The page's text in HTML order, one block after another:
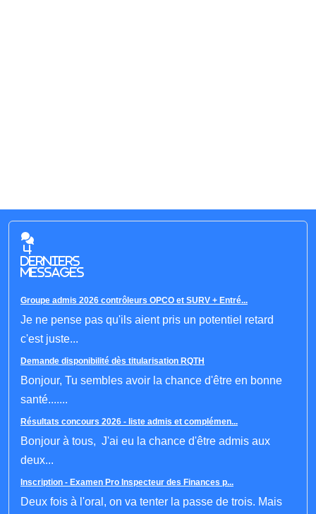
4
derniers
messages
Groupe admis 2026 contrôleurs OPCO et SURV + Entré...
Je ne pense pas qu'ils aient pris un potentiel retard
c'est juste...
Demande disponibilité dès titularisation RQTH
Bonjour, Tu sembles avoir la chance d'être en bonne
santé.......
Résultats concours 2026 - liste admis et complémen...
Bonjour à tous, J'ai eu la chance d'être admis aux
deux...
Inscription - Examen Pro Inspecteur des Finances p...
Deux fois à l'oral, on va tenter la passe de trois. Mais